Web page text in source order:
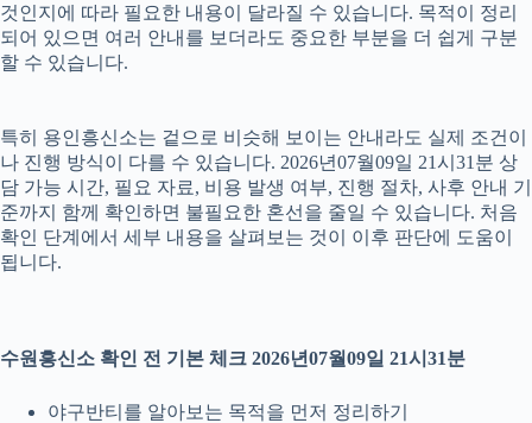
것인지에 따라 필요한 내용이 달라질 수 있습니다. 목적이 정리
되어 있으면 여러 안내를 보더라도 중요한 부분을 더 쉽게 구분
할 수 있습니다.
특히 용인흥신소는 겉으로 비슷해 보이는 안내라도 실제 조건이
나 진행 방식이 다를 수 있습니다. 2026년07월09일 21시31분 상
담 가능 시간, 필요 자료, 비용 발생 여부, 진행 절차, 사후 안내 기
준까지 함께 확인하면 불필요한 혼선을 줄일 수 있습니다. 처음
확인 단계에서 세부 내용을 살펴보는 것이 이후 판단에 도움이
됩니다.
수원흥신소 확인 전 기본 체크 2026년07월09일 21시31분
야구반티를 알아보는 목적을 먼저 정리하기